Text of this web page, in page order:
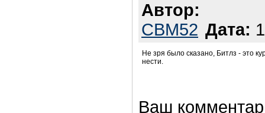
Автор:
СВМ52 Дата:
Не зря было сказано, Битлз - это
нести.
Ваш